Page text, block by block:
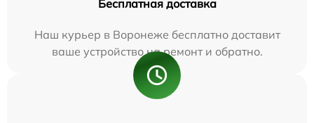
Бесплатная доставка
Наш курьер в Воронеже бесплатно доставит
ваше устройство на ремонт и обратно.